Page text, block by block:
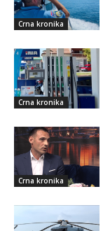
Crna kronika
Crna kronika
Crna kronika